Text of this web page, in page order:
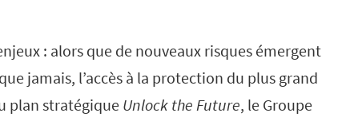
: alors que de nouveaux risques émergent
jamais, l’accès à la protection du plus grand
plan stratégique Unlock the Future, le Groupe